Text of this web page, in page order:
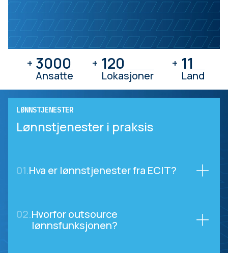
+ 3000
3000
Ansatte
+ 120
120
Lokasjoner
+ 11
11
Land
LØNNSTJENESTER
Lønnstjenester i praksis
01.Hva er lønnstjenester fra ECIT?
02.Hvorfor outsource
lønnsfunksjonen?